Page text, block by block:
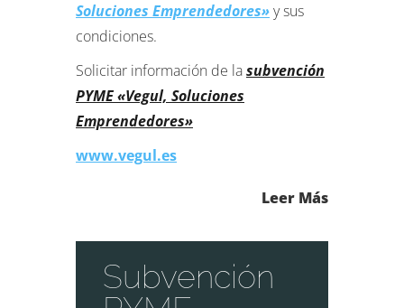
Soluciones Emprendedores»y sus
condiciones.
Solicitar información de lasubvención
PYME «Vegul, Soluciones
Emprendedores»
www.vegul.es
Leer Más
Subvención